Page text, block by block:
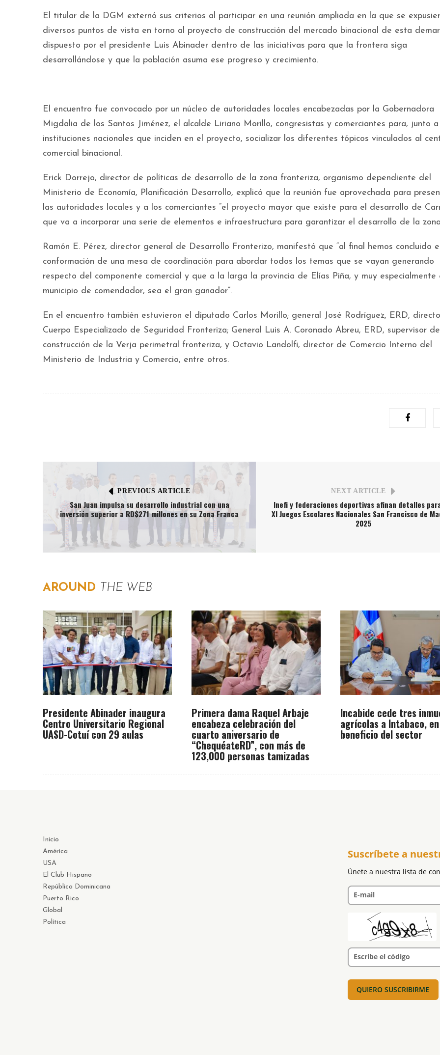
El titular de la DGM externó sus criterios al participar en una reunión ampliada en la que se
diversos puntos de vista en torno al proyecto de construcción del mercado binacional de esta
dispuesto por el presidente Luis Abinader dentro de las iniciativas para que la frontera siga
desarrollándose y que la población asuma ese progreso y crecimiento.
El encuentro fue convocado por un núcleo de autoridades locales encabezadas por la Gobernadora
Migdalia de los Santos Jiménez, el alcalde Liriano Morillo, congresistas y comerciantes para, junto a
instituciones nacionales que inciden en el proyecto, socializar los diferentes tópicos vinculados al
comercial binacional.
Erick Dorrejo, director de políticas de desarrollo de la zona fronteriza, organismo dependiente del
Ministerio de Economía, Planificación Desarrollo, explicó que la reunión fue aprovechada para
las autoridades locales y a los comerciantes “el proyecto mayor que existe para el desarrollo de
que va a incorporar una serie de elementos e infraestructura para garantizar el desarrollo de la
Ramón E. Pérez, director general de Desarrollo Fronterizo, manifestó que “al final hemos concluido
conformación de una mesa de coordinación para abordar todos los temas que se vayan generando
respecto del componente comercial y que a la larga la provincia de Elías Piña, y muy especialmente
municipio de comendador, sea el gran ganador”.
En el encuentro también estuvieron el diputado Carlos Morillo; general José Rodríguez, ERD,
Cuerpo Especializado de Seguridad Fronteriza; General Luis A. Coronado Abreu, ERD, supervisor
construcción de la Verja perimetral fronteriza, y Octavio Landolfi, director de Comercio Interno del
Ministerio de Industria y Comercio, entre otros.
PREVIOUS ARTICLE
San Juan impulsa su desarrollo industrial con una
inversión superior a RD$271 millones en su Zona Franca
NEXT ARTICLE
Inefi y federaciones deportivas afinan detalles
XI Juegos Escolares Nacionales San Francisco de
2025
AROUND THE WEB
Presidente Abinader inaugura
Centro Universitario Regional
UASD-Cotuí con 29 aulas
Primera dama Raquel Arbaje
encabeza celebración del
cuarto aniversario de
“ChequéateRD”, con más de
123,000 personas tamizadas
Incabide cede tres
agrícolas a Intabaco, en
beneficio del sector
Inicio
América
USA
El Club Hispano
República Dominicana
Puerto Rico
Global
Política
Suscríbete a
Únete a nuestra lista de
E-mail
Escribe el código